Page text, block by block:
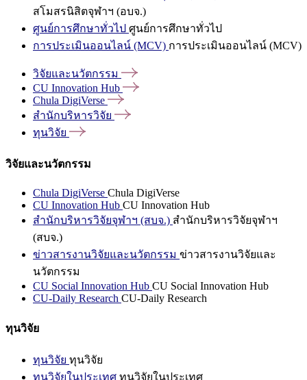
สโมสรนิสิตจุฬาฯ (อบจ.)
ศูนย์การศึกษาทั่วไป ศูนย์การศึกษาทั่วไป
การประเมินออนไลน์ (MCV) การประเมินออนไลน์ (MCV)
วิจัยและนวัตกรรม
CU Innovation Hub
Chula DigiVerse
สำนักบริหารวิจัย
ทุนวิจัย
วิจัยและนวัตกรรม
Chula DigiVerse Chula DigiVerse
CU Innovation Hub CU Innovation Hub
สำนักบริหารวิจัยจุฬาฯ (สบจ.) สำนักบริหารวิจัยจุฬาฯ
(สบจ.)
ข่าวสารงานวิจัยและนวัตกรรม ข่าวสารงานวิจัยและ
นวัตกรรม
CU Social Innovation Hub CU Social Innovation Hub
CU-Daily Research CU-Daily Research
ทุนวิจัย
ทุนวิจัย ทุนวิจัย
ทุนวิจัยในประเทศ ทุนวิจัยในประเทศ